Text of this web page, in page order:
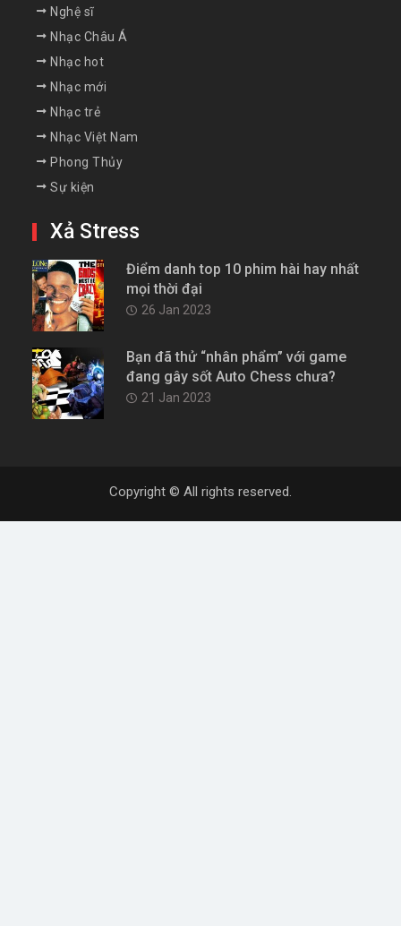
Nghệ sĩ
Nhạc Châu Á
Nhạc hot
Nhạc mới
Nhạc trẻ
Nhạc Việt Nam
Phong Thủy
Sự kiện
Xả Stress
Điểm danh top 10 phim hài hay nhất
mọi thời đại
26 Jan 2023
Bạn đã thử “nhân phẩm” với game
đang gây sốt Auto Chess chưa?
21 Jan 2023
Copyright © All rights reserved.